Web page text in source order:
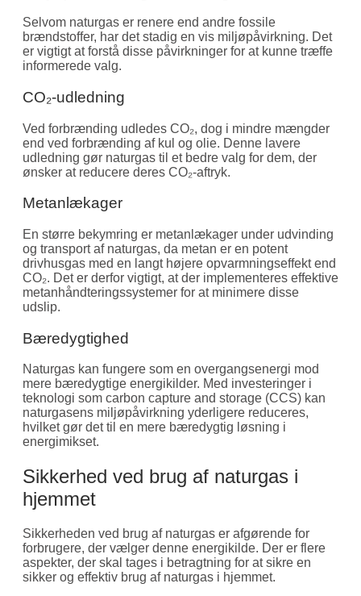
Selvom naturgas er renere end andre fossile
brændstoffer, har det stadig en vis miljøpåvirkning. Det
er vigtigt at forstå disse påvirkninger for at kunne træffe
informerede valg.
CO₂-udledning
Ved forbrænding udledes CO₂, dog i mindre mængder
end ved forbrænding af kul og olie. Denne lavere
udledning gør naturgas til et bedre valg for dem, der
ønsker at reducere deres CO₂-aftryk.
Metanlækager
En større bekymring er metanlækager under udvinding
og transport af naturgas, da metan er en potent
drivhusgas med en langt højere opvarmningseffekt end
CO₂. Det er derfor vigtigt, at der implementeres effektive
metanhåndteringssystemer for at minimere disse
udslip.
Bæredygtighed
Naturgas kan fungere som en overgangsenergi mod
mere bæredygtige energikilder. Med investeringer i
teknologi som carbon capture and storage (CCS) kan
naturgasens miljøpåvirkning yderligere reduceres,
hvilket gør det til en mere bæredygtig løsning i
energimikset.
Sikkerhed ved brug af naturgas i
hjemmet
Sikkerheden ved brug af naturgas er afgørende for
forbrugere, der vælger denne energikilde. Der er flere
aspekter, der skal tages i betragtning for at sikre en
sikker og effektiv brug af naturgas i hjemmet.